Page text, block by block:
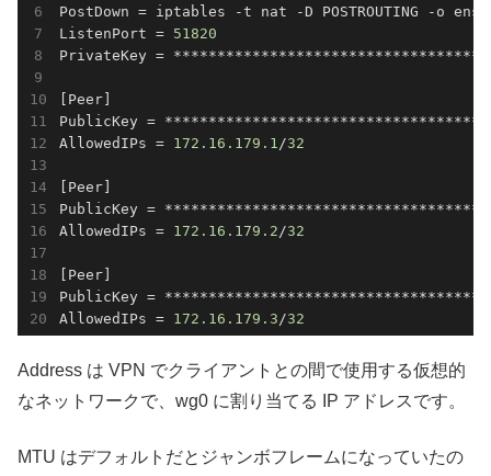
PostDown = iptables -t nat -D POSTROUTING -o
ListenPort = 51820
PrivateKey = ************************************
[Peer]
PublicKey =
AllowedIPs = 172.16 .179 .1/32
[Peer]
PublicKey =
AllowedIPs = 172.16 .179 .2/32
[Peer]
PublicKey =
AllowedIPs = 172.16 .179 .3/32
Address は VPN でクライアントとの間で使用する仮想的
なネットワークで、wg0 に割り当てる IP アドレスです。
MTU はデフォルトだとジャンボフレームになっていたの